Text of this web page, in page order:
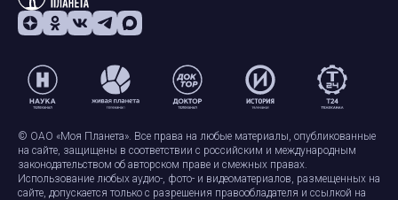
© ОАО «Моя Планета». Все права на любые материалы, опубликованные
на сайте, защищены в соответствии с российским и международным
законодательством об авторском праве и смежных правах.
Использование любых аудио-, фото- и видеоматериалов, размещенных на
сайте, допускается только с разрешения правообладателя и ссылкой на